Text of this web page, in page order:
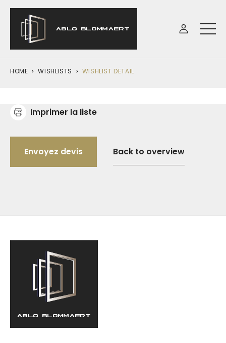
HOME WISHLISTS WISHLIST DETAIL
Imprimer la liste
Envoyez devis Back to overview